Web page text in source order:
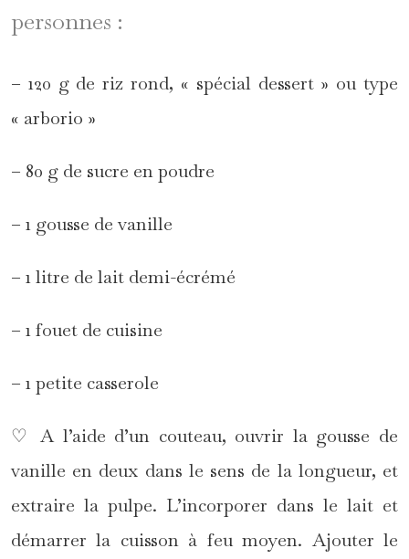
personnes :
– 120 g de riz rond, « spécial dessert » ou type
« arborio »
– 80 g de sucre en poudre
– 1 gousse de vanille
– 1 litre de lait demi-écrémé
– 1 fouet de cuisine
– 1 petite casserole
♡ A l’aide d’un couteau, ouvrir la gousse de
vanille en deux dans le sens de la longueur, et
extraire la pulpe. L’incorporer dans le lait et
démarrer la cuisson à feu moyen. Ajouter le